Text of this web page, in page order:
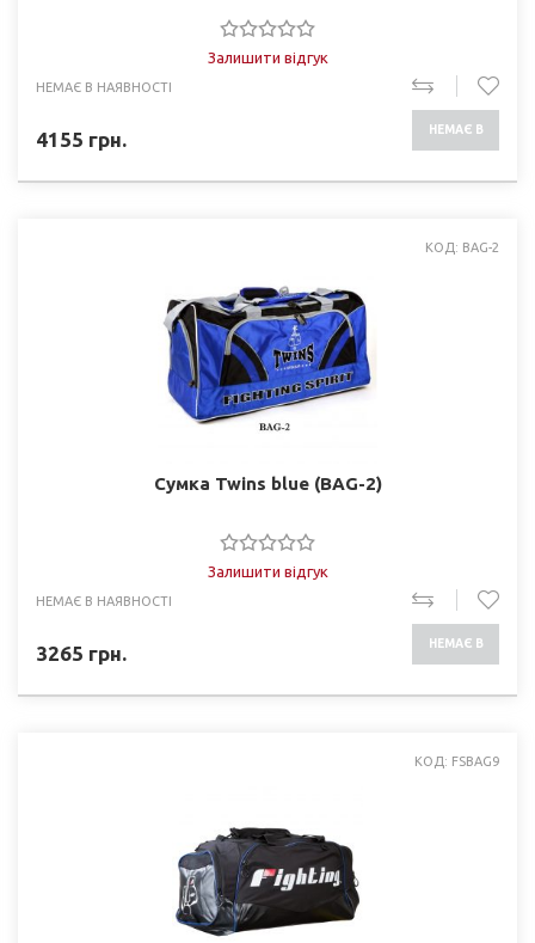
Залишити відгук
НЕМАЄ В НАЯВНОСТІ
4155 грн. НЕМАЄ В
КОД: BAG-2
Сумка Twins blue (BAG-2)
Залишити відгук
НЕМАЄ В НАЯВНОСТІ
3265 грн. НЕМАЄ В
КОД: FSBAG9